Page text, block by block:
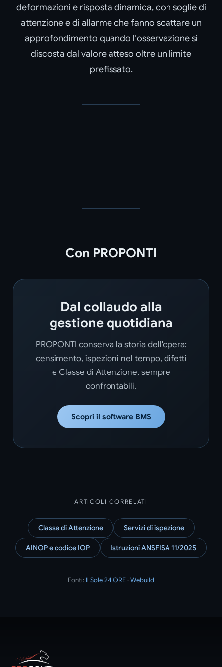
deformazioni e risposta dinamica, con soglie di
attenzione e di allarme che fanno scattare un
approfondimento quando l’osservazione si
discosta dal valore atteso oltre un limite
prefissato.
Con PROPONTI
Dal collaudo alla
gestione quotidiana
PROPONTI conserva la storia dell'opera:
censimento, ispezioni nel tempo, difetti
e Classe di Attenzione, sempre
confrontabili.
Scopri il software BMS
ARTICOLI CORRELATI
Classe di Attenzione Servizi di ispezione
AINOP e codice IOP Istruzioni ANSFISA 11/2025
Fonti: Il Sole 24 ORE ·Webuild